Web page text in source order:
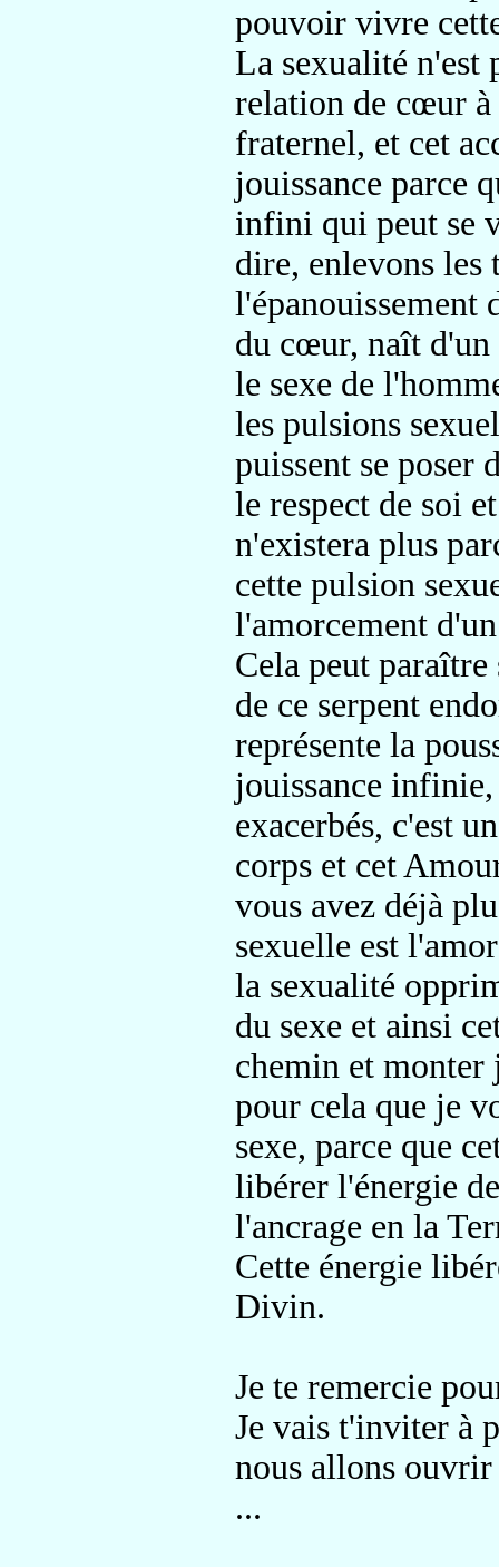
pouvoir vivre
La sexualité n'est
relation de cœur
fraternel, et cet
jouissance parce
infini qui peut se
dire, enlevons
l'épanouissement
du cœur, naît
le sexe de
les pulsions
puissent se poser
le respect de soi
n'existera plus
cette pulsion
l'amorcement
Cela peut
de ce serpent
représente la
jouissance infinie,
exacerbés, c'est
corps et cet
vous avez déjà
sexuelle est
la sexualité
du sexe et ainsi
chemin et monter
pour cela que je
sexe, parce que
libérer l'énergie
l'ancrage en la
Cette énergie
Divin.
Je te remercie
Je vais t'inviter à
nous allons ouvrir
...